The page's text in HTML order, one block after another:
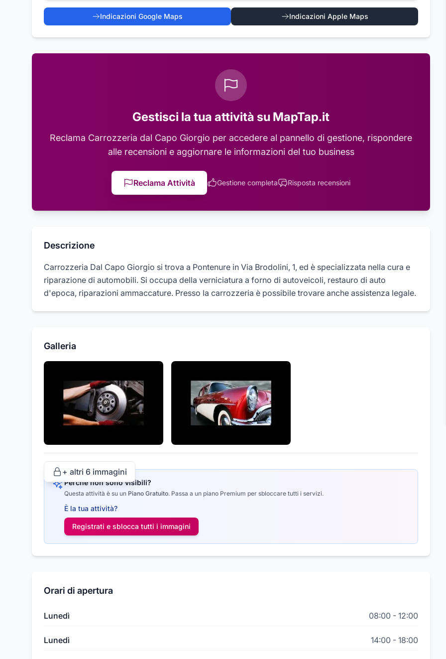
Indicazioni Google Maps Indicazioni Apple Maps
Gestisci la tua attività su MapTap.it
Reclama Carrozzeria dal Capo Giorgio per accedere al pannello di gestione, rispondere
alle recensioni e aggiornare le informazioni del tuo business
Reclama Attività Gestione completa Risposta recensioni
Descrizione
Carrozzeria Dal Capo Giorgio si trova a Pontenure in Via Brodolini, 1, ed è specializzata nella cura e
riparazione di automobili. Si occupa della verniciatura a forno di autoveicoli, restauro di auto
d'epoca, riparazioni ammaccature. Presso la carrozzeria è possibile trovare anche assistenza legale.
Galleria
+ altri 6 immagini
Perché non sono visibili?
Questa attività è su un Piano Gratuito. Passa a un piano Premium per sbloccare tutti i servizi.
È la tua attività?
Registrati e sblocca tutti i immagini
Orari di apertura
Lunedì 08:00 - 12:00
Lunedì 14:00 - 18:00